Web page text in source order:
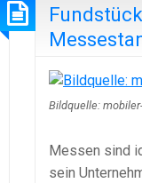
Bildquelle:
Messen sind
sein